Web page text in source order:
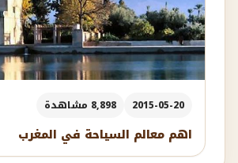
2015-05-20 8,898 مشاهدة
اهم معالم السياحة في المغرب